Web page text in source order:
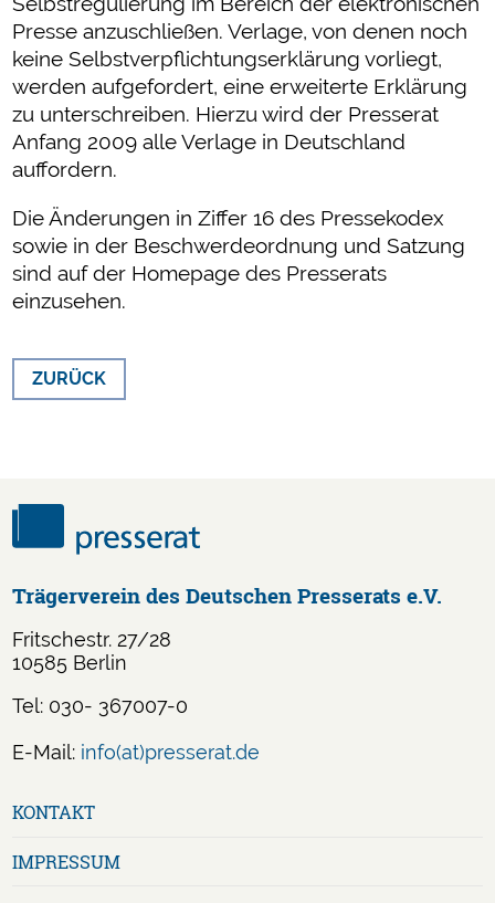
Presse anzuschließen. Verlage, von denen noch
keine Selbstverpflichtungserklärung vorliegt,
werden aufgefordert, eine erweiterte Erklärung
zu unterschreiben. Hierzu wird der Presserat
Anfang 2009 alle Verlage in Deutschland
auffordern.
Die Änderungen in Ziffer 16 des Pressekodex
sowie in der Beschwerdeordnung und Satzung
sind auf der Homepage des Presserats
einzusehen.
ZURÜCK
Trägerverein des Deutschen Presserats e.V.
Fritschestr. 27/28
10585 Berlin
Tel: 030- 367007-0
E-Mail: info(at)presserat.de
überspringen
KONTAKT
IMPRESSUM